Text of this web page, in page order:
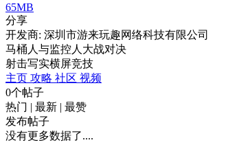
65MB
分享
开发商: 深圳市游来玩趣网络科技有限公司
马桶人与监控人大战对决
射击写实横屏竞技
主页 攻略 社区 视频
0个帖子
热门 | 最新 | 最赞
发布帖子
没有更多数据了....